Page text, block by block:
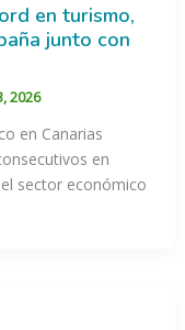
en turismo,
junto con
2026
en Canarias
en
sector económico